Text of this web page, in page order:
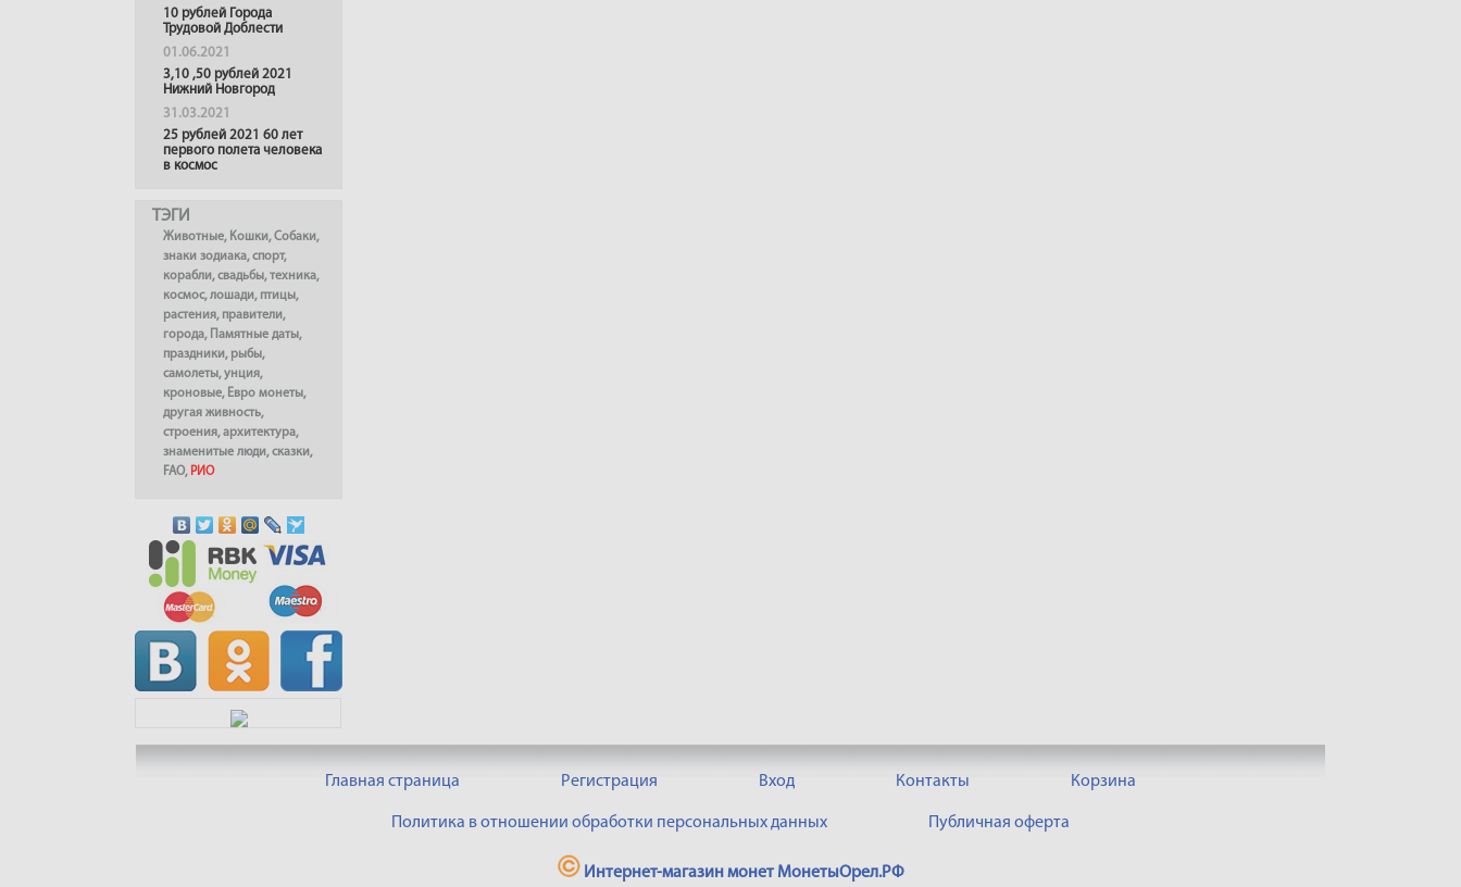
10 рублей Города
Трудовой Доблести
01.06.2021
3,10 ,50 рублей 2021
Нижний Новгород
31.03.2021
25 рублей 2021 60 лет
первого полета человека
в космос
ТЭГИ
Животные, Кошки,Собаки,
знаки зодиака,спорт,
корабли,свадьбы,техника,
космос,лошади, птицы,
растения, правители,
города, Памятные даты,
праздники, рыбы,
самолеты,унция,
кроновые, Евро монеты,
другая живность,
строения,архитектура,
знаменитые люди,сказки,
FAO, РИО
Главная страница Регистрация Вход Контакты Корзина
Политика в отношении обработки персональных данных Публичная оферта
Интернет-магазин монет МонетыОрел.РФ